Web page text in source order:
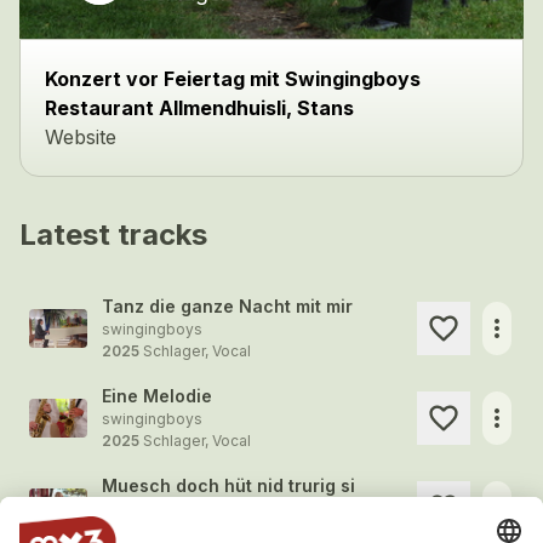
Konzert vor Feiertag mit Swingingboys
Restaurant Allmendhuisli, Stans
Website
Latest tracks
Tanz die ganze Nacht mit mir
swingingboys
2025 Schlager, Vocal
more_horiz
Eine Melodie
swingingboys
2025 Schlager, Vocal
more_horiz
Muesch doch hüt nid trurig si
2024